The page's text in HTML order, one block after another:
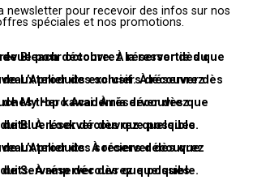
newsletter pour recevoir des infos sur nos
spéciales et nos promotions.